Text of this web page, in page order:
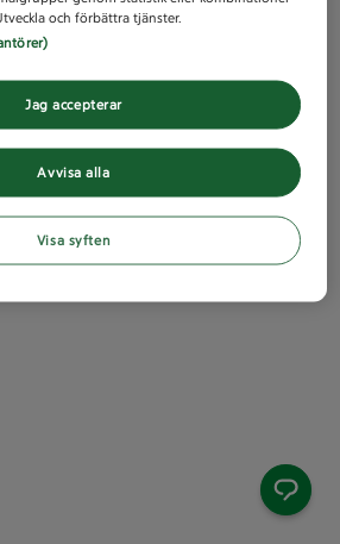
och förbättra tjänster.
Avvisa alla
Jag accepterar
Visa syften